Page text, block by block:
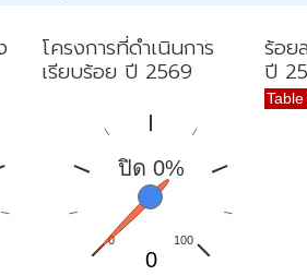
โครงการที่ดำเนินการ
เรียบร้อย ปี 2569
ปิด 0%
0 100
0
ร้อย
ปี